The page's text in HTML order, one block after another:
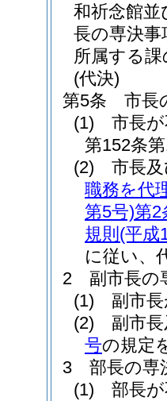
和祈念館並
長の専決
所属する
(代決)
第5条
市長
(1)
市長
第152条
(2)
市長
職務を代
第5号)第2
規則 (平成
に従い、
2
副市長の
(1)
副市
(2)
副市
号の規定
3
部長の専
(1)
部長